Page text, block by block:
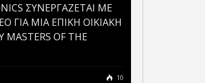
ΣΥΝΕΡΓΑΖΕΤΑΙ ΜΕ
ΓΙΑ ΜΙΑ ΕΠΙΚΗ ΟΙΚΙΑΚΗ
OF THE
10